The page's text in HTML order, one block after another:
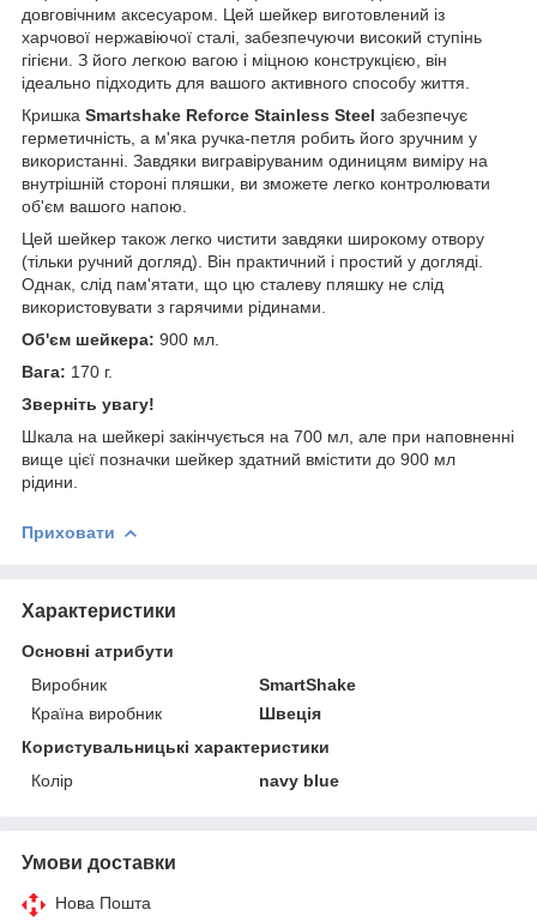
довговічним аксесуаром. Цей шейкер виготовлений із
харчової нержавіючої сталі, забезпечуючи високий ступінь
гігієни. З його легкою вагою і міцною конструкцією, він
ідеально підходить для вашого активного способу життя.
Кришка Smartshake Reforce Stainless Steel забезпечує
герметичність, а м'яка ручка-петля робить його зручним у
використанні. Завдяки вигравіруваним одиницям виміру на
внутрішній стороні пляшки, ви зможете легко контролювати
об'єм вашого напою.
Цей шейкер також легко чистити завдяки широкому отвору
(тільки ручний догляд). Він практичний і простий у догляді.
Однак, слід пам'ятати, що цю сталеву пляшку не слід
використовувати з гарячими рідинами.
Об'єм шейкера: 900 мл.
Вага: 170 г.
Зверніть увагу!
Шкала на шейкері закінчується на 700 мл, але при наповненні
вище цієї позначки шейкер здатний вмістити до 900 мл
рідини.
Приховати
Характеристики
Основні атрибути
Виробник
SmartShake
Країна виробник
Швеція
Користувальницькі характеристики
Колір
navy blue
Умови доставки
Нова Пошта